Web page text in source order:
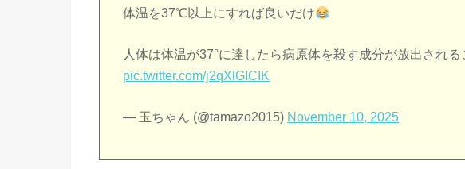
体温を37℃以上にすれば良いだけ
人体は体温が37°に達したら病原体を殺す成分が放出される
pic.twitter.com/j2qXlGICIK
— 玉ちゃん (@tamazo2015) November 10, 2025